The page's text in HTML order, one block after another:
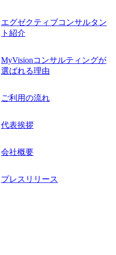
エグゼクティブコンサルタン
ト紹介
MyVisionコンサルティングが
選ばれる理由
ご利用の流れ
代表挨拶
会社概要
プレスリリース